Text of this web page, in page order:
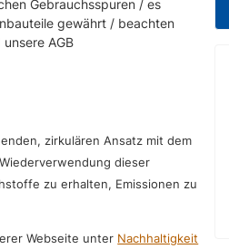
Gebrauchsspuren / es
gewährt / beachten
AGB
zirkulären Ansatz mit dem
dieser
zu erhalten, Emissionen zu
Webseite unter Nachhaltigkeit